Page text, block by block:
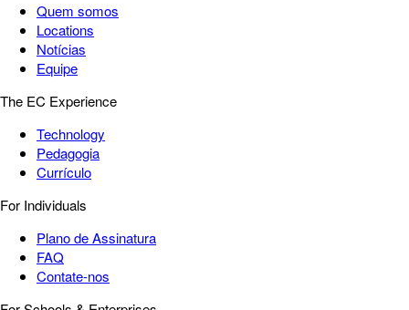
Quem somos
Locations
Notícias
Equipe
The EC Experience
Technology
Pedagogia
Currículo
For Individuals
Plano de Assinatura
FAQ
Contate-nos